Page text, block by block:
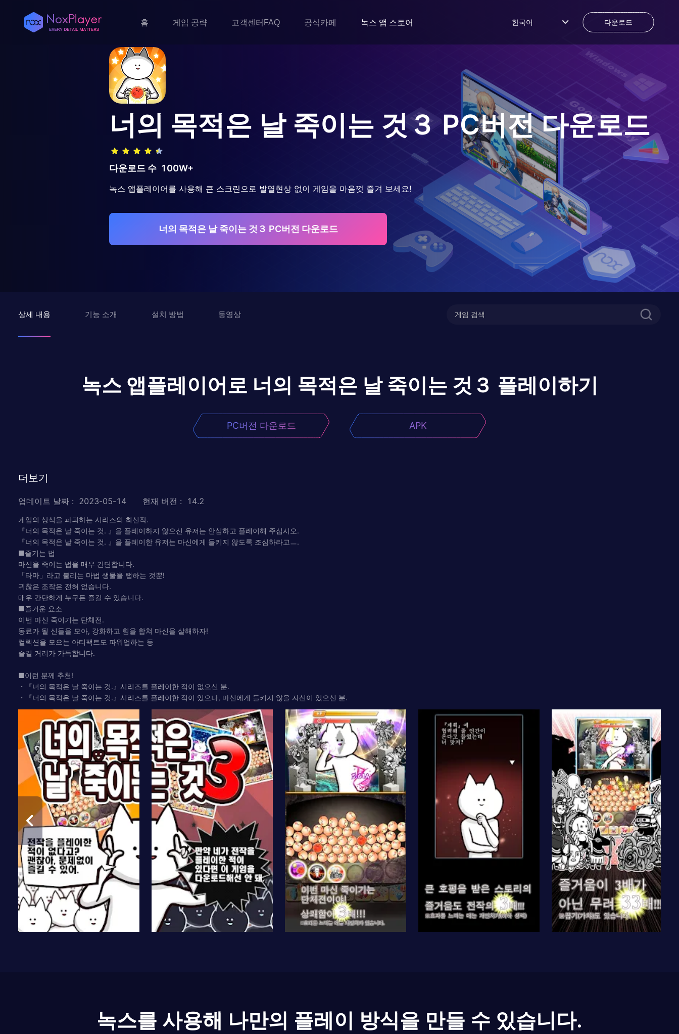
홈 게임 공략 고객센터FAQ 공식카페 녹스 앱 스토어 한국어 다운로드
너의 목적은 날 죽이는 것３PC버전 다운로드
다운로드 수 100W+
녹스 앱플레이어를 사용해 큰 스크린으로 발열현상 없이 게임을 마음껏 즐겨 보세요!
너의 목적은 날 죽이는 것３ PC버전 다운로드
상세 내용 기능 소개 설치 방법 동영상
녹스 앱플레이어로 너의 목적은 날 죽이는 것３ 플레이하기
PC버전 다운로드 APK
더보기
업데이트 날짜 : 2023-05-14 현재 버전 : 14.2
게임의 상식을 파괴하는 시리즈의 최신작.
『너의 목적은 날 죽이는 것. 』을 플레이하지 않으신 유저는 안심하고 플레이해 주십시오.
『너의 목적은 날 죽이는 것. 』을 플레이한 유저는 마신에게 들키지 않도록 조심하라고ㅡ.
■즐기는 법
마신을 죽이는 법을 매우 간단합니다.
「타마」라고 불리는 마법 생물을 탭하는 것뿐!
귀찮은 조작은 전혀 없습니다.
매우 간단하게 누구든 즐길 수 있습니다.
■즐거운 요소
이번 마신 죽이기는 단체전.
동료가 될 신들을 모아, 강화하고 힘을 합쳐 마신을 살해하자!
컬렉션을 모으는 아티팩트도 파워업하는 등
즐길 거리가 가득합니다.
■이런 분께 추천!
・『너의 목적은 날 죽이는 것.』시리즈를 플레이한 적이 없으신 분.
・『너의 목적은 날 죽이는 것.』시리즈를 플레이한 적이 있으나, 마신에게 들키지 않을 자신이 있으신 분.
녹스를 사용해 나만의 플레이 방식을 만들 수 있습니다.